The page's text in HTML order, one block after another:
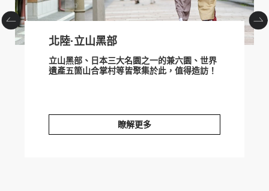
北陸·立山黑部
立山黑部、日本三大名園之一的兼六園、世界
遺產五箇山合掌村等皆聚集於此，值得造訪！
瞭解更多